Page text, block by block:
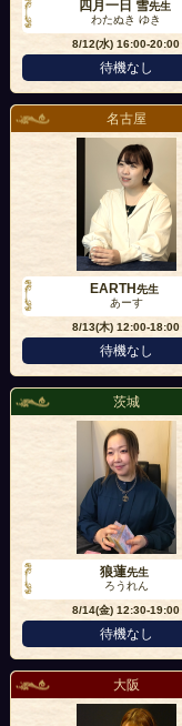
四月一日 雪先生
わたぬき ゆき
8/12(水)16:00-20:00
待機なし
名古屋
EARTH先生
あーす
8/13(木)12:00-18:00
待機なし
茨城
狼蓮先生
ろうれん
8/14(金)12:30-19:00
待機なし
大阪